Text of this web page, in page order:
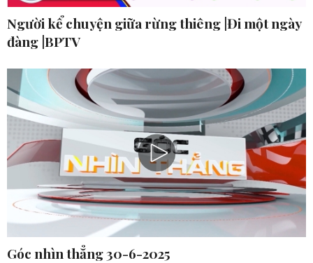
Người kể chuyện giữa rừng thiêng |Đi một ngày
đàng |BPTV
Góc nhìn thẳng 30-6-2025